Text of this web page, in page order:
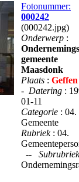
Fotonummer:
000242
(000242.jpg)
Onderwerp :
gemeente
Maasdonk
Plaats : Geffen
- Datering :
01-11
Categorie : 04.
Gemeente
Rubriek : 04.
--